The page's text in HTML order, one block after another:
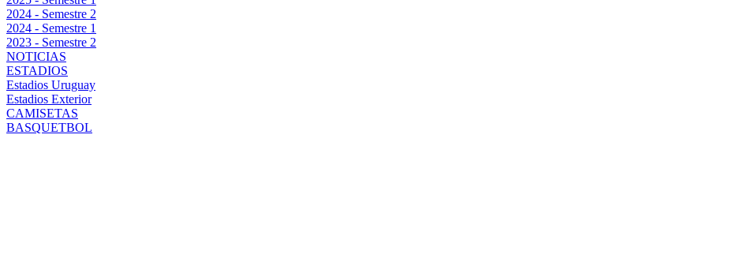
2024 - Semestre 2
2024 - Semestre 1
2023 - Semestre 2
NOTICIAS
ESTADIOS
Estadios Uruguay
Estadios Exterior
CAMISETAS
BASQUETBOL